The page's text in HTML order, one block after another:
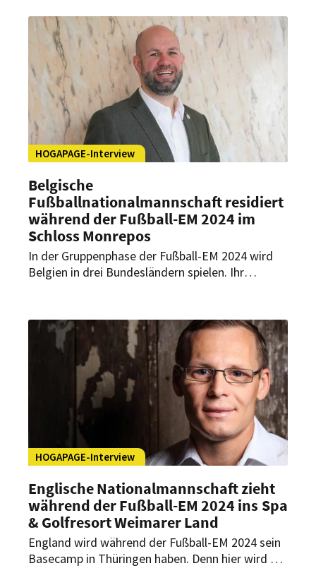
und die Türkei antreten. Wohnen und trainieren
wird das georgische Team während der Fußball-
EM 2024 im Parkhotel Velbert in Nordrhein-
Westfalen. Geschäftsführer Peter Gebhardt
verrät im Rahmen der exklusiven EM-
Interviewreihe von HOGAPAGE u. a., wie es dem
Hotel gelingen soll, auch 250 Kilogramm Eis pro
Tag zur Verfügung zu stellen.
HOGAPAGE-Interview
Belgische
Fußballnationalmannschaft residiert
während der Fußball-EM 2024 im
Schloss Monrepos
In der Gruppenphase der Fußball-EM 2024 wird
Belgien in drei Bundesländern spielen. Ihr
genauer im Schlosshotel Monrepos in
Ludwigsburg. Hoteldirektor Felix Sommerrock
stellt das Haus im Rahmen der exklusiven EM-
Interviewreihe von HOGAPAGE vor und gibt einen
Einblick, was die Fußballspieler erwarten dürfen.
HOGAPAGE-Interview
Englische Nationalmannschaft zieht
während der Fußball-EM 2024 ins Spa
& Golfresort Weimarer Land
England wird während der Fußball-EM 2024 sein
Basecamp in Thüringen haben. Denn hier wird die